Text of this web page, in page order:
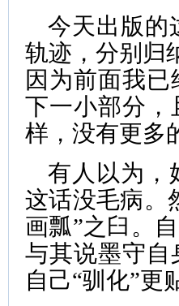
今天出版的
轨迹，分别归
因为前面我
下一小部分，
样，没有更多
有人以为，
这话没毛病。
画瓢”之臼。
与其说墨守自
自己“驯化”更